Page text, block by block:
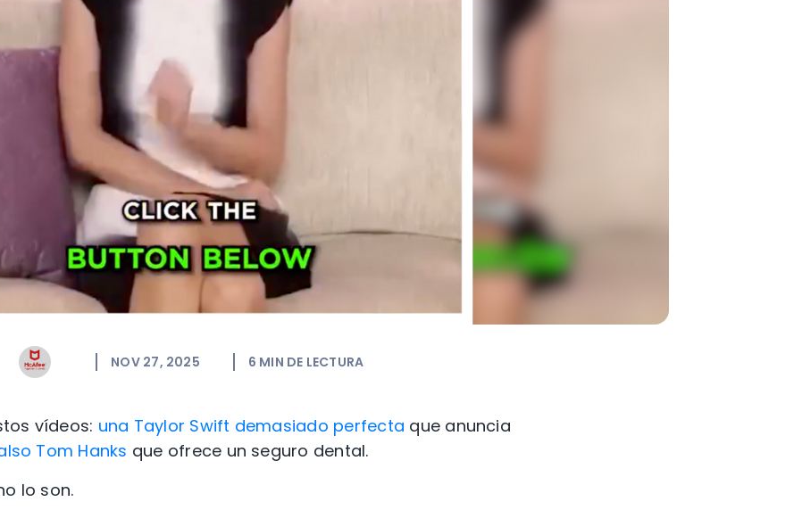
NOV 27, 2025 6 MIN DE LECTURA
vídeos: una Taylor Swift demasiado perfecta que anuncia
Tom Hanks que ofrece un seguro dental.
lo son.